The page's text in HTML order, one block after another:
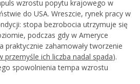
wzrostu popytu krajowego w
do USA. Wreszcie, rynek pracy w
stopa bezrobocia utrzymuje się
podczas gdy w Ameryce
praktycznie zahamowały tworzenie
przemyśle ich liczba nadal spada).
spowolnienia tempa wzrostu